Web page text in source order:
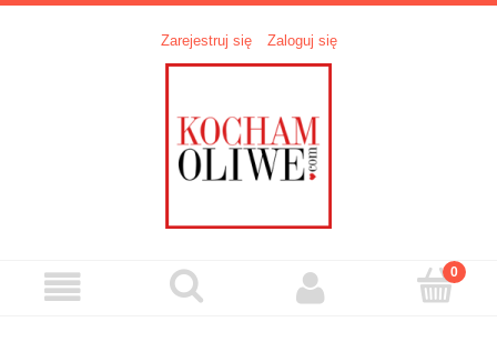
Zarejestruj się Zaloguj się